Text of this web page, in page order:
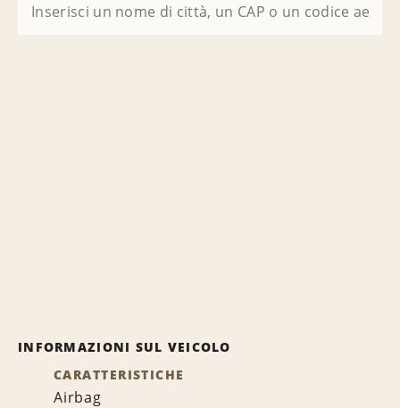
INFORMAZIONI SUL VEICOLO
CARATTERISTICHE
Airbag